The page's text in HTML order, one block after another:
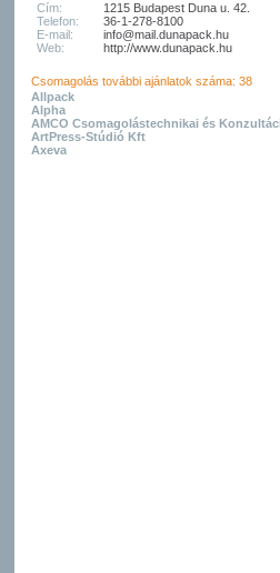
Cím:
1215 Budapest Duna u. 42.
Telefon:
36-1-278-8100
E-mail:
info@mail.dunapack.hu
Web:
http://www.dunapack.hu
Csomagolás további ajánlatok száma: 38
Allpack
Alpha
AMCO Csomagolástechnikai és
ArtPress-Stúdió Kft
Axeva